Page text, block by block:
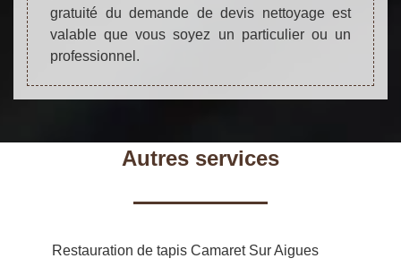
gratuité du demande de devis nettoyage est
valable que vous soyez un particulier ou un
professionnel.
Autres services
Restauration de tapis Camaret Sur Aigues